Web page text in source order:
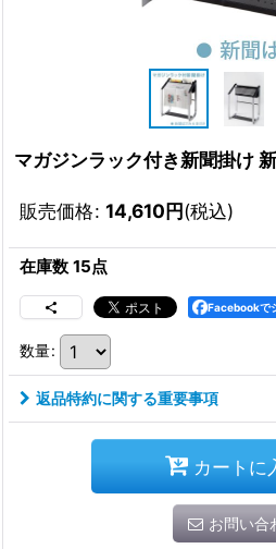
マガジンラック付き新聞掛け
販売価格: 14,610円(税込)
在庫数 15点
Facebookで
数量:
返品特約に関する重要事項
カートに
お問い合